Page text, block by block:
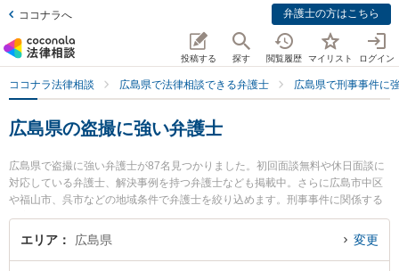
ココナラへ 弁護士の方はこちら
投稿する 探す 閲覧履歴 マイリスト ログイン
ココナラ法律相談 広島県で法律相談できる弁護士 広島県で刑事事件に
広島県の盗撮に強い弁護士
広島県で盗撮に強い弁護士が87名見つかりました。初回面談無料や休日面談に
対応している弁護士、解決事例を持つ弁護士なども掲載中。さらに広島市中区
や福山市、呉市などの地域条件で弁護士を絞り込めます。刑事事件に関係する
加害者側や少年事件、再犯・前科あり等の細かな分野での絞り込み検索もでき
便利です。特におりづる法律事務所の平田 裕也弁護士や弁護士法人プロテクト
エリア 広島県 変更